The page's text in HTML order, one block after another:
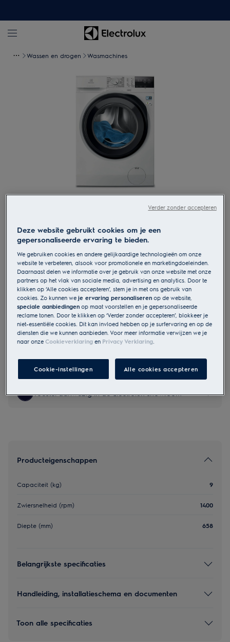
Wassen en drogen Wasmachines
EFI62X94G
600 SensiCare - Wasmachine 9 kg
EU Productfiche
€ 699,99
veilig gebruik van het product.
Toestel aanwezig in de Electrolux showroom
Producteigenschappen
Capaciteit (kg) 9
Zwiersnelheid (rpm) 1400
Diepte (mm) 658
Belangrijkste specificaties
Handleiding, installatieschema en documenten
Toon alle specificaties
Deze website gebruikt cookies om je een
gepersonaliseerde ervaring te bieden.
We gebruiken cookies en andere gelijkaardige technologieën om onze
website te verbeteren, alsook voor promotionele en marketingdoeleinden.
Daarnaast delen we informatie over je gebruik van onze website met onze
partners op het vlak van sociale media, advertising en analytics. Door te
klikken op ‘Alle cookies accepteren’, stem je in met ons gebruik van
cookies. Zo kunnen weje ervaring personaliseren op de website,
speciale aanbiedingen op maat voorstellen en je gepersonaliseerde
reclame tonen. Door te klikken op ‘Verder zonder accepteren’, blokkeer je
niet-essentiële cookies. Dit kan invloed hebben op je surfervaring en op de
diensten die we kunnen aanbieden. Voor meer informatie verwijzen we je
naar onzeCookieverklaring en Privacy Verklaring
Cookie-instellingen Alle cookies accepteren
Verder zonder accepteren